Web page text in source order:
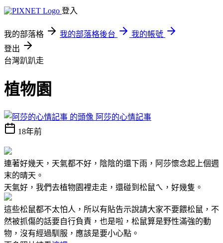
登入
我的部落格 我的部落格後台
我的帳號
登出
台灣趴趴走
植物園
阿莎的心情記事
18年前
連著好幾天，天氣都不好，陰陰的還下雨，阿莎懷念起上個週
末的晴天。
天氣好，我們去植物園裡走走，還碰到松鼠ㄟ，好幾隻。
這些松鼠都不太怕人，所以有貼告示說請大家不要餵松鼠，不
然被抓傷的話要自行負責，也是啦，松鼠算是野性滿強的動
物，沒有經過馴服，應該是要小心點。